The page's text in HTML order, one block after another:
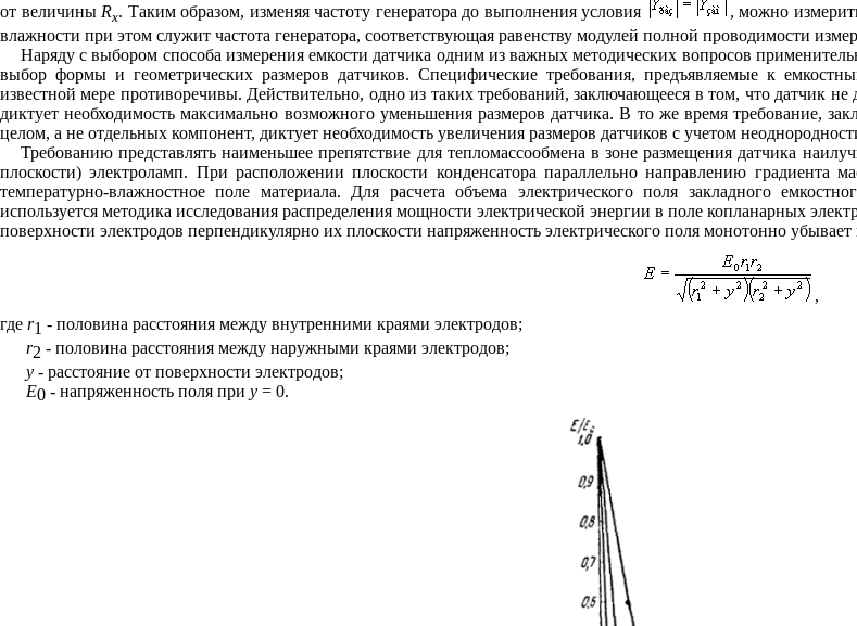
от величины Rx. Таким образом, изменяя частоту генератора до выполнения условия
, можно
влажности при этом служит частота генератора, соответствующая равенству модулей полной проводимости
Наряду с выбором способа измерения емкости датчика одним из важных методических вопросов
выбор формы и геометрических размеров датчиков. Специфические требования, предъявляемые к
известной мере противоречивы. Действительно, одно из таких требований, заключающееся в том, что датчик
диктует необходимость максимально возможного уменьшения размеров датчика. В то же время требование,
целом, а не отдельных компонент, диктует необходимость увеличения размеров датчиков с учетом
Требованию представлять наименьшее препятствие для тепломассообмена в зоне размещения датчика
плоскости) электроламп. При расположении плоскости конденсатора параллельно направлению градиента
температурно-влажностное поле материала. Для расчета объема электрического поля закладного
используется методика исследования распределения мощности электрической энергии в поле копланарных
поверхности электродов перпендикулярно их плоскости напряженность электрического поля монотонно убывает
,
где r1 - половина расстояния между внутренними краями электродов;
r2 - половина расстояния между наружными краями электродов;
у- расстояние от поверхности электродов;
Е0 - напряженность поля приy = 0.